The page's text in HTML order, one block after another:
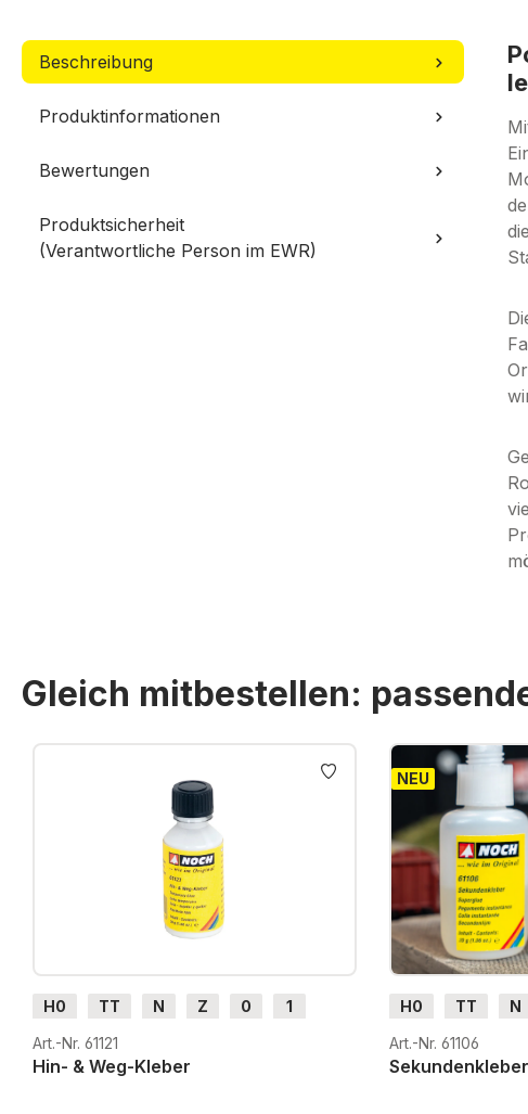
Beschreibung
Produktinformationen
Bewertungen
Produktsicherheit
(Verantwortliche Person im EWR)
Gleich mitbestellen:
Produktgalerie überspringen
H0 TT N Z 0
1
G
H0m
Art.-Nr. 61121
Hin- & Weg-Kleber
NEU
H0 TT N
G
H0m
Art.-Nr. 61106
Sekundenkleber